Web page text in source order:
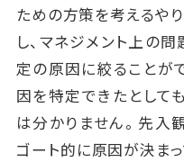
ための方策を考えるや
し、マネジメント上の
定の原因に絞ることが
因を特定できたとして
は分かりません。先入
ゴート的に原因が決ま